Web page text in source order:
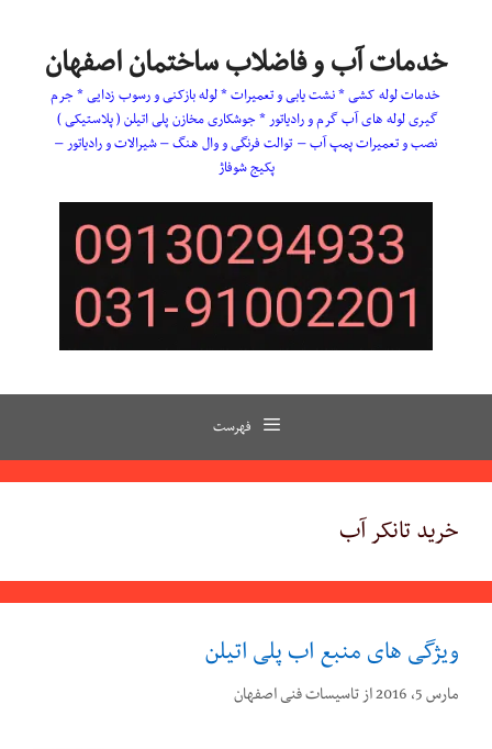
خدمات آب و فاضلاب ساختمان اصفهان
خدمات لوله کشی * نشت یابی و تعمیرات * لوله بازکنی و رسوب زدایی * جرم
گیری لوله های آب گرم و رادیاتور * جوشکاری مخازن پلی اتیلن ( پلاستیکی )
نصب و تعمیرات پمپ آب – توالت فرنگی و وال هنگ – شیرالات و رادیاتور –
پکیج شوفاژ
فهرست
خرید تانکر آب
ویژگی های منبع اب پلی اتیلن
مارس 5, 2016 ازتاسیسات فنی اصفهان